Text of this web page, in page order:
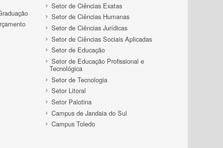
Setor de Ciências Exatas
Setor de Ciências Humanas
Setor de Ciências Jurídicas
Setor de Ciências Sociais Aplicadas
Setor de Educação
Setor de Educação Profissional e
Tecnológica
Setor de Tecnologia
Setor Litoral
Setor Palotina
Campus de Jandaia do Sul
Campus Toledo